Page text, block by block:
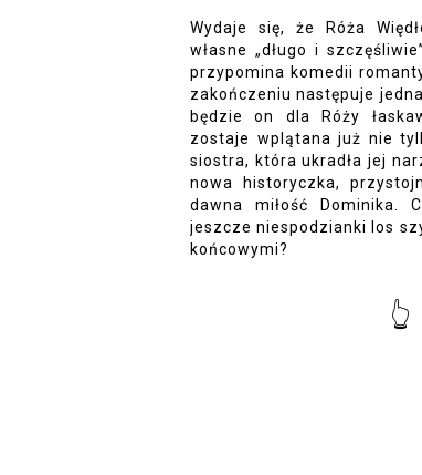
Wydaje się, że Róża
własne „długo i
przypomina komedii
zakończeniu następuje
będzie on dla Róży
zostaje wplątana już nie
siostra, która ukradła jej
nowa historyczka,
dawna miłość Dominika.
jeszcze niespodzianki los
końcowymi?
👆